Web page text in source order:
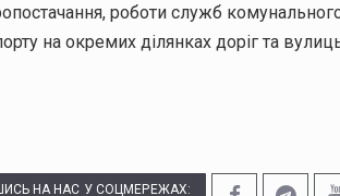
роботи служб
на окремих ділянках доріг та
НА НАС У СОЦМЕРЕЖАХ: